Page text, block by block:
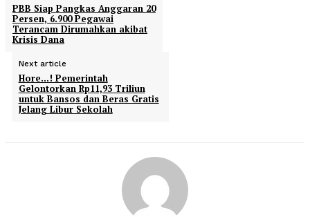
PBB Siap Pangkas Anggaran 20
Persen, 6.900 Pegawai
Terancam Dirumahkan akibat
Krisis Dana
Next article
Hore…! Pemerintah
Gelontorkan Rp11,93 Triliun
untuk Bansos dan Beras Gratis
Jelang Libur Sekolah